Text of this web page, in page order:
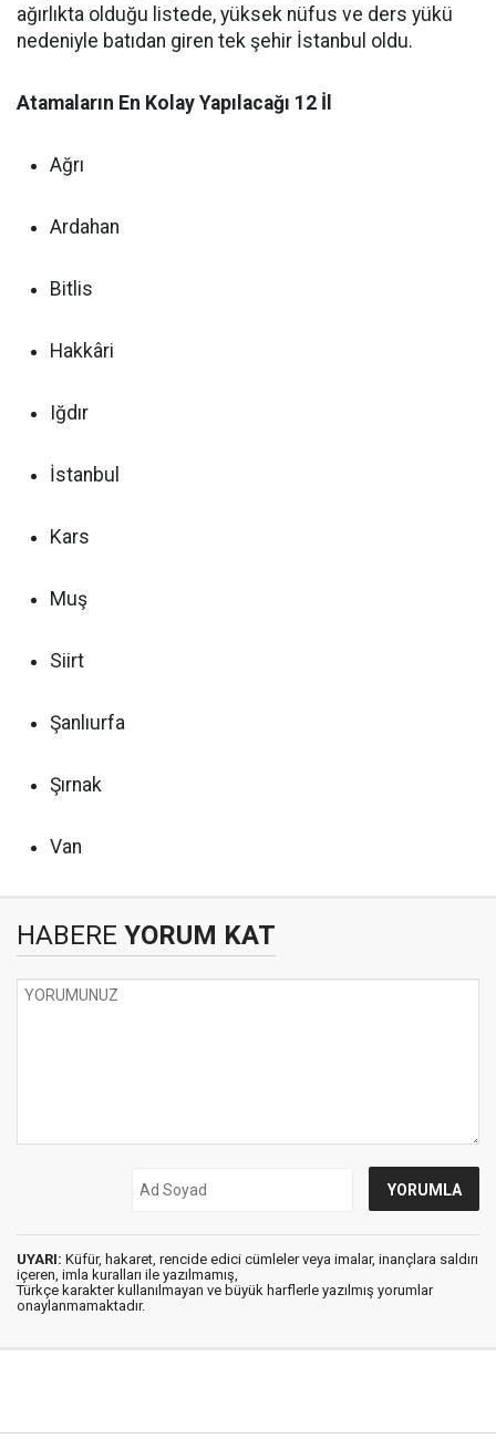
ağırlıkta olduğu listede, yüksek nüfus ve ders yükü
nedeniyle batıdan giren tek şehir İstanbul oldu.
Atamaların En Kolay Yapılacağı 12 İl
Ağrı
Ardahan
Bitlis
Hakkâri
Iğdır
İstanbul
Kars
Muş
Siirt
Şanlıurfa
Şırnak
Van
HABERE YORUM KAT
UYARI: Küfür, hakaret, rencide edici cümleler veya imalar, inançlara saldırı
içeren, imla kuralları ile yazılmamış,
Türkçe karakter kullanılmayan ve büyük harflerle yazılmış yorumlar
onaylanmamaktadır.